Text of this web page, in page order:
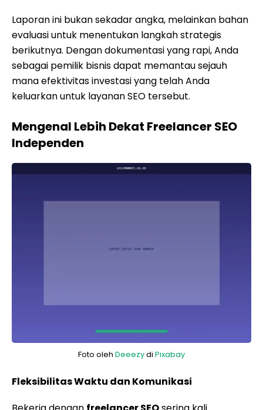
Laporan ini bukan sekadar angka, melainkan bahan
evaluasi untuk menentukan langkah strategis
berikutnya. Dengan dokumentasi yang rapi, Anda
sebagai pemilik bisnis dapat memantau sejauh
mana efektivitas investasi yang telah Anda
keluarkan untuk layanan SEO tersebut.
Mengenal Lebih Dekat Freelancer SEO
Independen
Foto oleh Deeezydi Pixabay
Fleksibilitas Waktu dan Komunikasi